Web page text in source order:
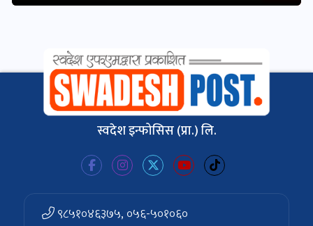
स्वदेश इन्फोसिस (प्रा.) लि.
९८५१०४६३७५, ०५६-५०१०६०